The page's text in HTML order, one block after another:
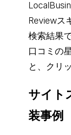
Reviewス
検索結果
口コミの
と、クリ
サイト
装事例